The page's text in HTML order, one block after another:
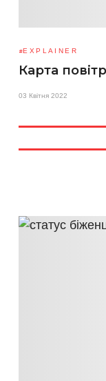
EXPLAINER
Карта
03 Квітня 2022